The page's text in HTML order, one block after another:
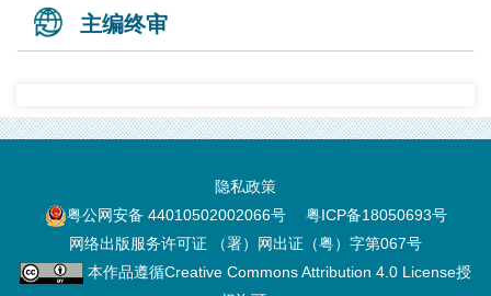
主编终审
隐私政策
粤公网安备 44010502002066号
粤ICP备18050693号
网络出版服务许可证 （署）网出证（粤）字第067号
本作品遵循Creative Commons Attribution 4.0 License授